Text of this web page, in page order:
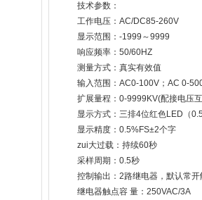
技术参数：
工作电压：AC/DC85-
显示范围：-1999～9999
响应频率：
测量方式：真实有效值
输入范围：AC0-100V；
扩展量程：0-9999KV(配接电压
显示方式：三排4位红色LED（
显示精度：0.5%FS±2个字
zui大过载：持续60
采样周期：0.5秒
控制输出：2路继电器，默认
继电器触点容 量：250VAC/3A